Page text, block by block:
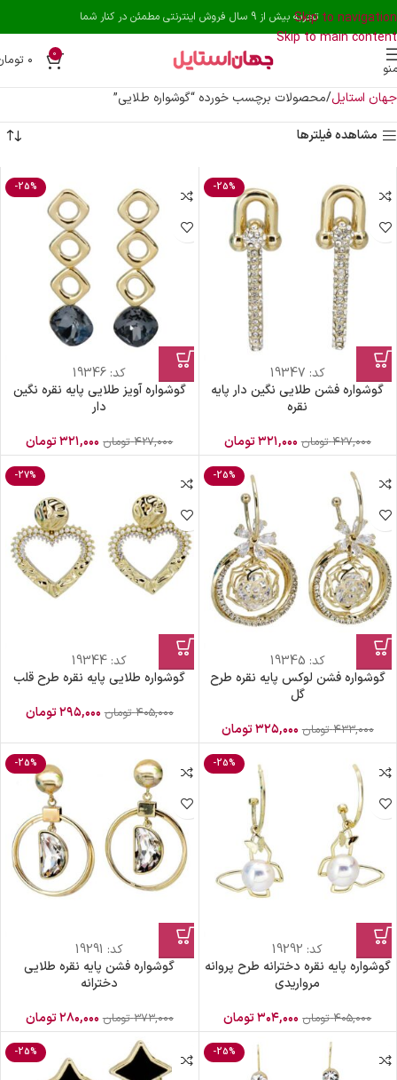
Skip to navigation
Skip to main content
تجربه بیش از 9 سال فروش اینترنتی مطمئن در کنار شما
0 ۰
جهان استایل محصولات برچسب خورده “گوشواره طلایی”
مشاهده فیلترها
-25%
کد: 19347
گوشواره فشن طلایی نگین دار پایه
نقره
۴۲۷,۰۰۰ تومان ۳۲۱,۰۰۰تومان
-25%
کد: 19346
گوشواره آویز طلایی پایه نقره نگین
دار
۴۲۷,۰۰۰ تومان ۳۲۱,۰۰۰تومان
-25%
کد: 19345
گوشواره فشن لوکس پایه نقره طرح
گل
۴۳۳,۰۰۰ تومان ۳۲۵,۰۰۰تومان
-27%
کد: 19344
گوشواره طلایی پایه نقره طرح قلب
۴۰۵,۰۰۰ تومان ۲۹۵,۰۰۰تومان
-25%
کد: 19292
گوشواره پایه نقره دخترانه طرح پروانه
مرواریدی
۴۰۵,۰۰۰ تومان ۳۰۴,۰۰۰تومان
-25%
کد: 19291
گوشواره فشن پایه نقره طلایی
دخترانه
۳۷۳,۰۰۰ تومان ۲۸۰,۰۰۰تومان
-25%
-25%